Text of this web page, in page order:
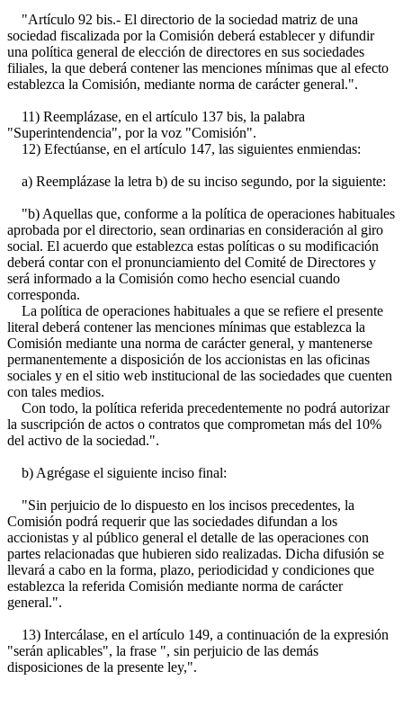
"Artículo 92 bis.- El directorio de la sociedad matriz de una
sociedad fiscalizada por la Comisión deberá establecer y difundir
una política general de elección de directores en sus sociedades
filiales, la que deberá contener las menciones mínimas que al efecto
establezca la Comisión, mediante norma de carácter general.".
11) Reemplázase, en el artículo 137 bis, la palabra
"Superintendencia", por la voz "Comisión".
12) Efectúanse, en el artículo 147, las siguientes enmiendas:
a) Reemplázase la letra b) de su inciso segundo, por la siguiente:
"b) Aquellas que, conforme a la política de operaciones habituales
aprobada por el directorio, sean ordinarias en consideración al giro
social. El acuerdo que establezca estas políticas o su modificación
deberá contar con el pronunciamiento del Comité de Directores y
será informado a la Comisión como hecho esencial cuando
corresponda.
La política de operaciones habituales a que se refiere el presente
literal deberá contener las menciones mínimas que establezca la
Comisión mediante una norma de carácter general, y mantenerse
permanentemente a disposición de los accionistas en las oficinas
sociales y en el sitio web institucional de las sociedades que cuenten
con tales medios.
Con todo, la política referida precedentemente no podrá autorizar
la suscripción de actos o contratos que comprometan más del 10%
del activo de la sociedad.".
b) Agrégase el siguiente inciso final:
"Sin perjuicio de lo dispuesto en los incisos precedentes, la
Comisión podrá requerir que las sociedades difundan a los
accionistas y al público general el detalle de las operaciones con
partes relacionadas que hubieren sido realizadas. Dicha difusión se
llevará a cabo en la forma, plazo, periodicidad y condiciones que
establezca la referida Comisión mediante norma de carácter
general.".
13) Intercálase, en el artículo 149, a continuación de la expresión
"serán aplicables", la frase ", sin perjuicio de las demás
disposiciones de la presente ley,".